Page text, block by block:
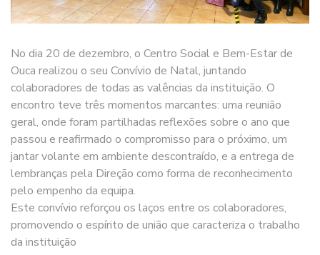
No dia 20 de dezembro, o Centro Social e Bem-Estar de
Ouca realizou o seu Convívio de Natal, juntando
colaboradores de todas as valências da instituição. O
encontro teve três momentos marcantes: uma reunião
geral, onde foram partilhadas reflexões sobre o ano que
passou e reafirmado o compromisso para o próximo, um
jantar volante em ambiente descontraído, e a entrega de
lembranças pela Direção como forma de reconhecimento
pelo empenho da equipa.
Este convívio reforçou os laços entre os colaboradores,
promovendo o espírito de união que caracteriza o trabalho
da instituição